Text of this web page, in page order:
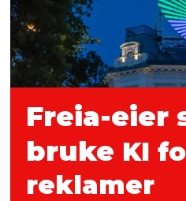
Freia-eier
bruke KI
reklamer